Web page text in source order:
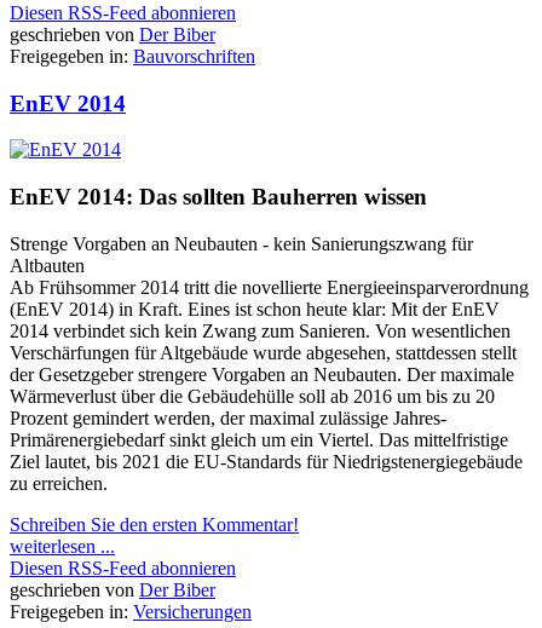
Diesen RSS-Feed abonnieren
geschrieben von Der Biber
Freigegeben in: Bauvorschriften
EnEV 2014
EnEV 2014: Das sollten Bauherren wissen
Strenge Vorgaben an Neubauten - kein Sanierungszwang für
Altbauten
Ab Frühsommer 2014 tritt die novellierte Energieeinsparverordnung
(EnEV 2014) in Kraft. Eines ist schon heute klar: Mit der EnEV
2014 verbindet sich kein Zwang zum Sanieren. Von wesentlichen
Verschärfungen für Altgebäude wurde abgesehen, stattdessen stellt
der Gesetzgeber strengere Vorgaben an Neubauten. Der maximale
Wärmeverlust über die Gebäudehülle soll ab 2016 um bis zu 20
Prozent gemindert werden, der maximal zulässige Jahres-
Primärenergiebedarf sinkt gleich um ein Viertel. Das mittelfristige
Ziel lautet, bis 2021 die EU-Standards für Niedrigstenergiegebäude
zu erreichen.
Schreiben Sie den ersten Kommentar!
weiterlesen ...
Diesen RSS-Feed abonnieren
geschrieben von Der Biber
Freigegeben in: Versicherungen